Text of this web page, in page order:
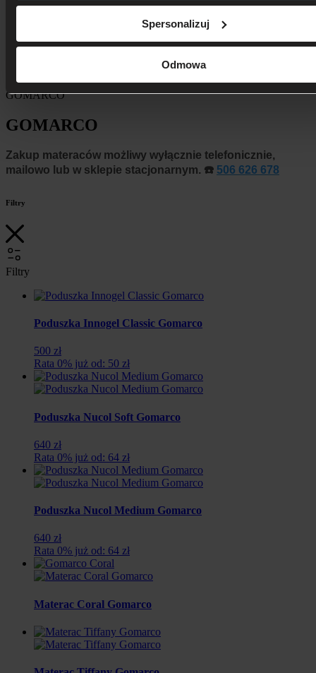
Spersonalizuj
Odmowa
Tempur
Kontakt
Strona główna
GOMARCO
GOMARCO
Zakup materaców możliwy wyłącznie telefonicznie,
mailowo lub w sklepie stacjonarnym. ☎️ 506 626 678
Filtry
Filtry
Poduszka Innogel Classic Gomarco
500 zł
Rata 0% już od: 50 zł
Poduszka Nucol Soft Gomarco
640 zł
Rata 0% już od: 64 zł
Poduszka Nucol Medium Gomarco
640 zł
Rata 0% już od: 64 zł
Materac Coral Gomarco